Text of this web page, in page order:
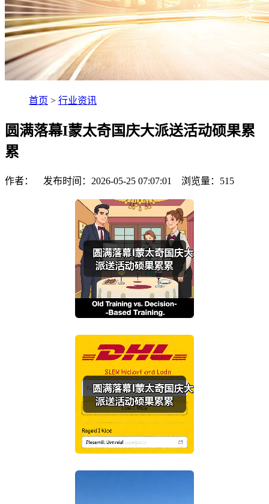
首页 > 行业资讯
圆满落幕I蒙太奇国庆大派送活动硕果累
累
作者： 发布时间：2026-05-25 07:07:01 浏览量： 515